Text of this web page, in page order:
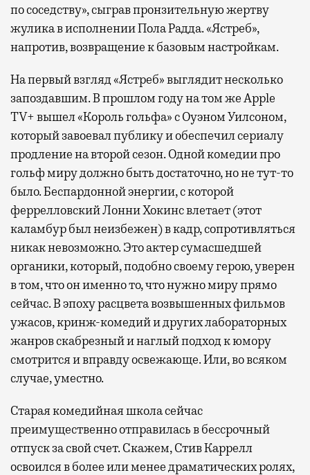
по соседству», сыграв пронзительную жертву
жулика в исполнении Пола Радда. «Ястреб»,
напротив, возвращение к базовым настройкам.
На первый взгляд «Ястреб» выглядит несколько
запоздавшим. В прошлом году на том же Apple
TV+ вышел «Король гольфа» с Оуэном Уилсоном,
который завоевал публику и обеспечил сериалу
продление на второй сезон. Одной комедии про
гольф миру должно быть достаточно, но не тут-то
было. Беспардонной энергии, с которой
феррелловский Лонни Хокинс влетает (этот
каламбур был неизбежен) в кадр, сопротивляться
никак невозможно. Это актер сумасшедшей
органики, который, подобно своему герою, уверен
в том, что он именно то, что нужно миру прямо
сейчас. В эпоху расцвета возвышенных фильмов
ужасов, кринж-комедий и других лабораторных
жанров скабрезный и наглый подход к юмору
смотрится и вправду освежающе. Или, во всяком
случае, уместно.
Старая комедийная школа сейчас
преимущественно отправилась в бессрочный
отпуск за свой счет. Скажем, Стив Каррелл
освоился в более или менее драматических ролях,